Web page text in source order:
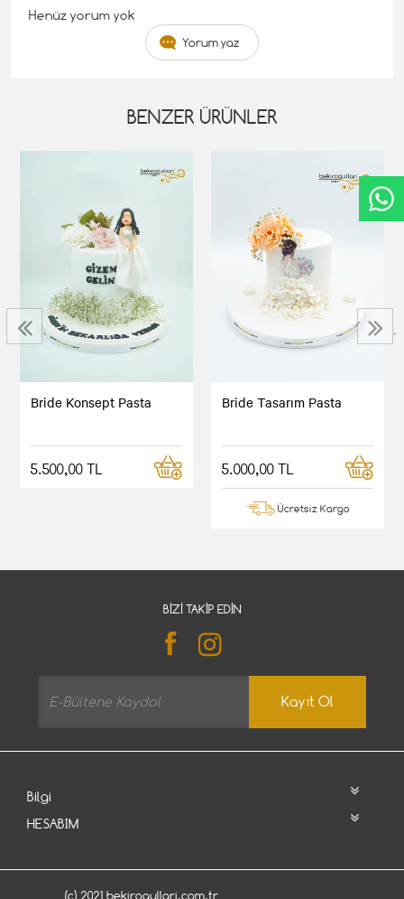
Henüz yorum yok
Yorum yaz
BENZER ÜRÜNLER
Bride Konsept Pasta
5.500,00 TL
Bride Tasarım Pasta
5.000,00 TL
Ücretsiz Kargo
‹ ›
BIZI TAKIP EDIN
Kayıt Ol
Bilgi
HESABIM
(c) 2021 bekirogullari.com.tr